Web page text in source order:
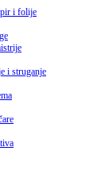
i folije
i struganje